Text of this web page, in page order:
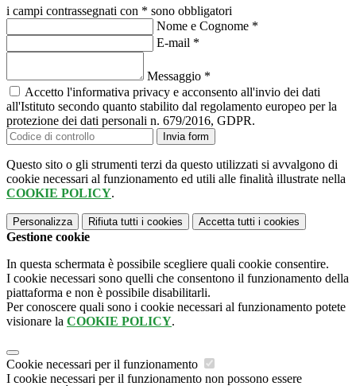
i campi contrassegnati con * sono obbligatori
Nome e Cognome *
E-mail *
Messaggio *
Accetto l'informativa privacy e acconsento all'invio dei dati
all'Istituto secondo quanto stabilito dal regolamento europeo per la
protezione dei dati personali n. 679/2016, GDPR.
Invia form
Questo sito o gli strumenti terzi da questo utilizzati si avvalgono di
cookie necessari al funzionamento ed utili alle finalità illustrate nella
COOKIE POLICY.
Personalizza Rifiuta tutti i cookies Accetta tutti i cookies
Gestione cookie
In questa schermata è possibile scegliere quali cookie consentire.
I cookie necessari sono quelli che consentono il funzionamento della
piattaforma e non è possibile disabilitarli.
Per conoscere quali sono i cookie necessari al funzionamento potete
visionare la COOKIE POLICY.
Cookie necessari per il funzionamento
I cookie necessari per il funzionamento non possono essere